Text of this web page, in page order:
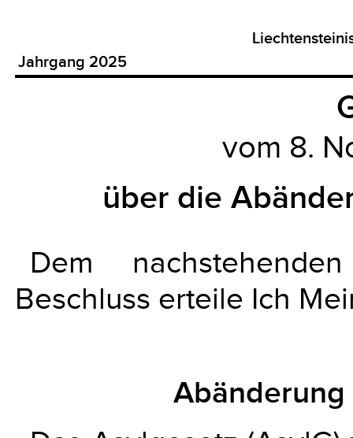
Jahrgang 2025
vom 8.
über die
Dem
Beschluss erteile Ich